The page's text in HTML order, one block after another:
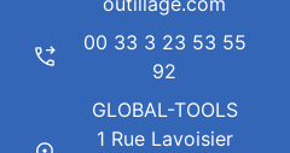
00 33 3 23 53 55
92
GLOBAL-TOOLS
1 Rue Lavoisier